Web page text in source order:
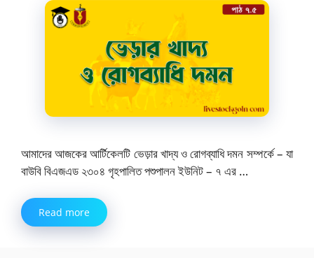
আমাদের আজকের আর্টিকেলটি ভেড়ার খাদ্য ও রোগব্যাধি দমন সম্পর্কে – যা
বাউবি বিএজএড ২৩০৪ গৃহপালিত পশুপালন ইউনিট – ৭ এর …
Read more